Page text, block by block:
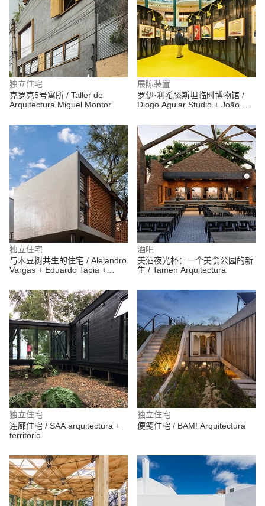
独立住宅
克罗克5号寓所 / Taller de
Arquitectura Miguel Montor
展陈装置
罗伊·利希滕斯坦临时博物馆 /
Diogo Aguiar Studio + João
独立住宅
与木豆树共生的住宅 / Alejandro
Vargas + Eduardo Tapia +
ChristianVillanueva
酒吧
美酒夜光杯：一个美食公园的新
生 / Tamen Arquitectura
独立住宅
连廊住宅 / SAA arquitectura +
territorio
独立住宅
便笺住宅 / BAM! Arquitectura